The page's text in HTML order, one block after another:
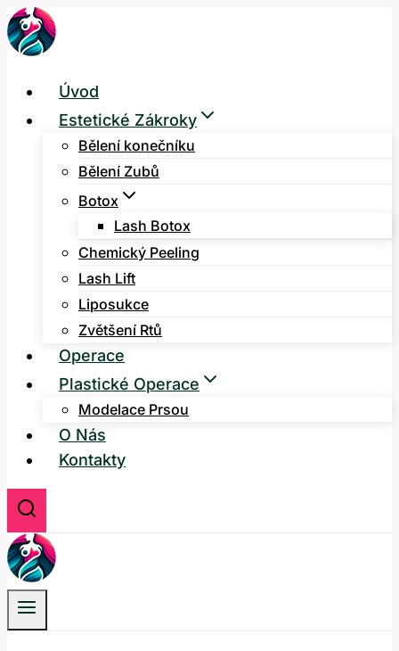
Přeskočit
na
Úvod
Estetické Zákroky
Bělení konečníku
Bělení Zubů
Botox
Lash Botox
Chemický Peeling
Lash Lift
Liposukce
Zvětšení Rtů
Operace
Plastické Operace
Modelace Prsou
O Nás
Kontakty